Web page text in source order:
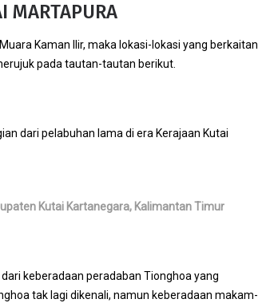
MARTAPURA
Kaman Ilir, maka lokasi-lokasi yang berkaitan
pada tautan-tautan berikut.
dari pelabuhan lama di era Kerajaan Kutai
Kutai Kartanegara, Kalimantan Timur
keberadaan peradaban Tionghoa yang
tak lagi dikenali, namun keberadaan makam-